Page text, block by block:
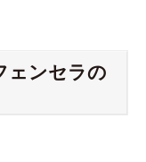
ェンセラの